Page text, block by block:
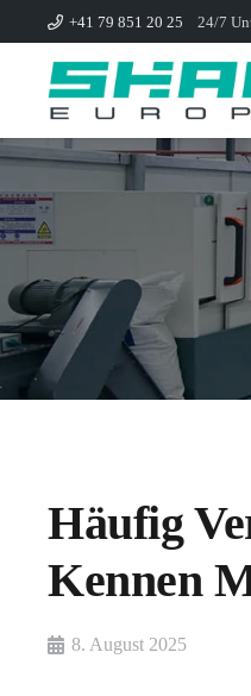
+41 79 851 20 25 24/7
Häufig
Kennen
8. August 2025